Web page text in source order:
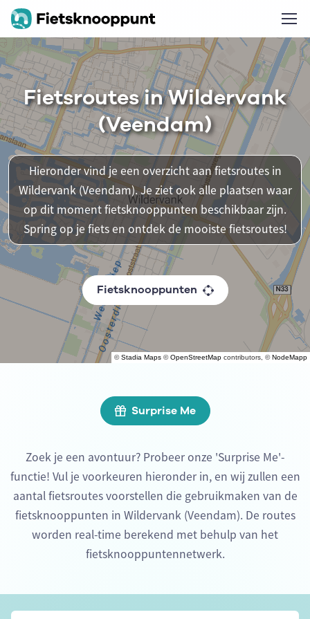
©Stadia Maps ©OpenStreetMap contributors, ©NodeMapp
Fietsroutes in Wildervank
(Veendam)
Hieronder vind je een overzicht aan fietsroutes in
Wildervank (Veendam). Je ziet ook alle plaatsen waar
op dit moment fietsknooppunten beschikbaar zijn.
Spring op je fiets en ontdek de mooiste fietsroutes!
Fietsknooppunten
Surprise Me
Zoek je een avontuur? Probeer onze 'Surprise Me'-
functie! Vul je voorkeuren hieronder in, en wij zullen een
aantal fietsroutes voorstellen die gebruikmaken van de
fietsknooppunten in Wildervank (Veendam). De routes
worden real-time berekend met behulp van het
fietsknooppuntennetwerk.